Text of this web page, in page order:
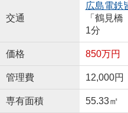
交通
広島電鉄
「鶴見
1分
価格 850万円
管理費 12,000円
専有面積 55.33㎡